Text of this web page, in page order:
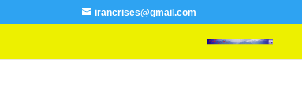
irancrises@gmail.com